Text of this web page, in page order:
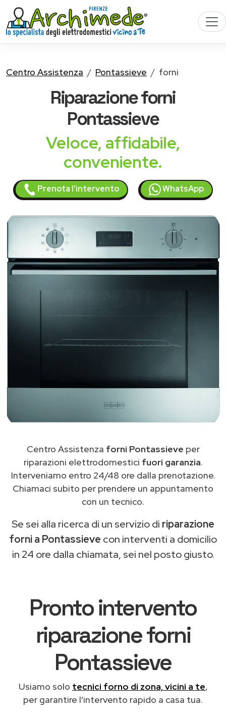
Centro Assistenza Pontassieve forni
Riparazioneforni
Pontassieve
Veloce, affidabile,
conveniente.
Prenota l'intervento WhatsApp
Centro Assistenza forni Pontassieve per
riparazioni elettrodomestici fuori garanzia.
Interveniamo entro 24/48 ore dalla prenotazione.
Chiamaci subito per prendere un appuntamento
con un tecnico.
Se sei alla ricerca di un servizio di riparazione
forni a Pontassieve con interventi a domicilio
in 24 ore dalla chiamata, sei nel posto giusto.
Pronto intervento
riparazione forni
Pontassieve
Usiamo solo tecnici forno di zona, vicini a te,
per garantire l'intervento rapido a casa tua.